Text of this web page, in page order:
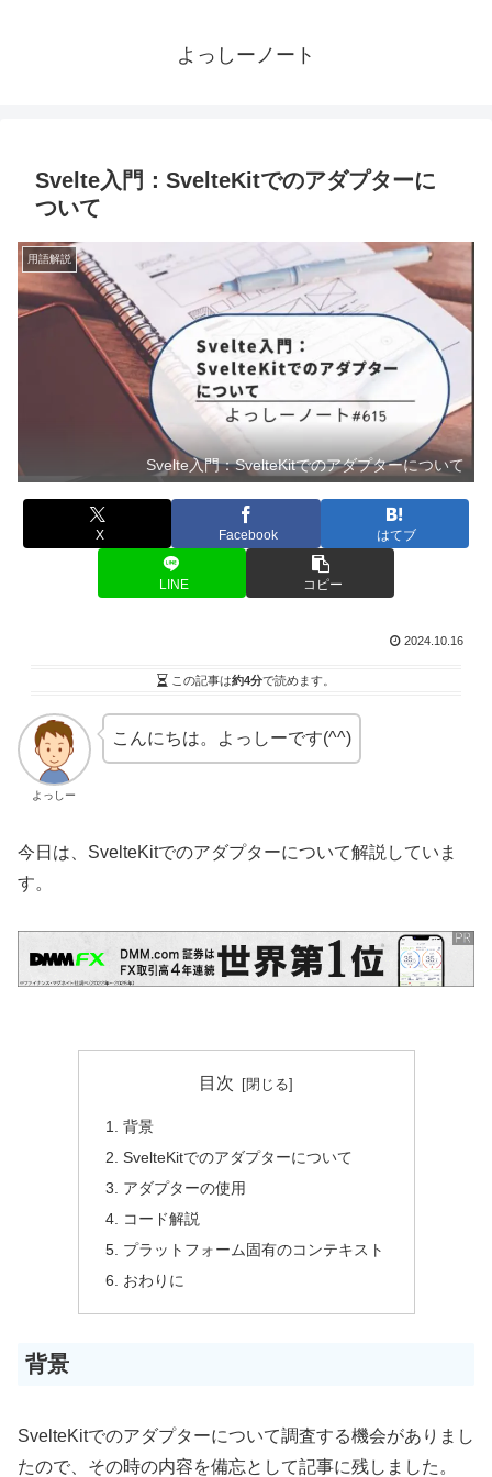
よっしーノート
Svelte入門：SvelteKitでのアダプターに
ついて
用語解説
Svelte入門：SvelteKitでのアダプターについて
X Facebook はてブ
LINE コピー
2024.10.16
この記事は約4分で読めます。
よっしー
こんにちは。よっしーです(^^)
今日は、SvelteKitでのアダプターについて解説していま
す。
目次
背景
SvelteKitでのアダプターについて
アダプターの使用
コード解説
プラットフォーム固有のコンテキスト
おわりに
背景
SvelteKitでのアダプターについて調査する機会がありまし
たので、その時の内容を備忘として記事に残しました。